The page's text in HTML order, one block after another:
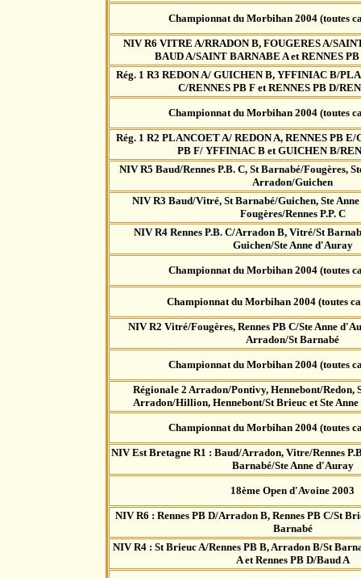
Championnat du Morbihan 2004 (toutes
NIV R6 VITRE A/RRADON B, FOUGERES A/
BAUD A/SAINT BARNABE A et RENNES
Rég. 1 R3 REDON A/ GUICHEN B, YFFINIAC B/
C/RENNES PB F et RENNES PB D/
Championnat du Morbihan 2004 (toutes
Rég. 1 R2 PLANCOET A/ REDON A, RENNES PB E/
PB F/ YFFINIAC B et GUICHEN B/
NIV R5 Baud/Rennes P.B. C, St Barnabé/Fougères,
Arradon/Guichen
NIV R3 Baud/Vitré, St Barnabé/Guichen, Ste
Fougères/Rennes P.P. C
NIV R4 Rennes P.B. C/Arradon B, Vitré/St
Guichen/Ste Anne d'Auray
Championnat du Morbihan 2004 (toutes
Championnat du Morbihan 2004 (toutes
NIV R2 Vitré/Fougères, Rennes PB C/Ste Anne
Arradon/St Barnabé
Championnat du Morbihan 2004 (toutes
Régionale 2 Arradon/Pontivy, Hennebont/Redon,
Arradon/Hillion, Hennebont/St Brieuc et Ste
Championnat du Morbihan 2004 (toutes
NIV Est Bretagne R1 : Baud/Arradon, Vitre/Rennes
Barnabé/Ste Anne d'Auray
18ème Open d'Avoine 2003
NIV R6 : Rennes PB D/Arradon B, Rennes PB C/St
Barnabé
NIV R4 : St Brieuc A/Rennes PB B, Arradon B/St
A et Rennes PB D/Baud A